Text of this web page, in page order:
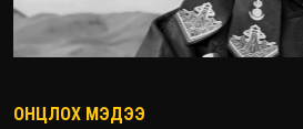
ОНЦЛОХ МЭДЭЭ